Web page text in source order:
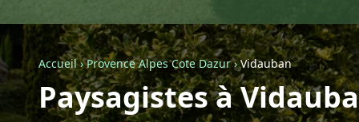
Accueil›Provence Alpes Cote Dazur›Vidauban
Paysagistes à